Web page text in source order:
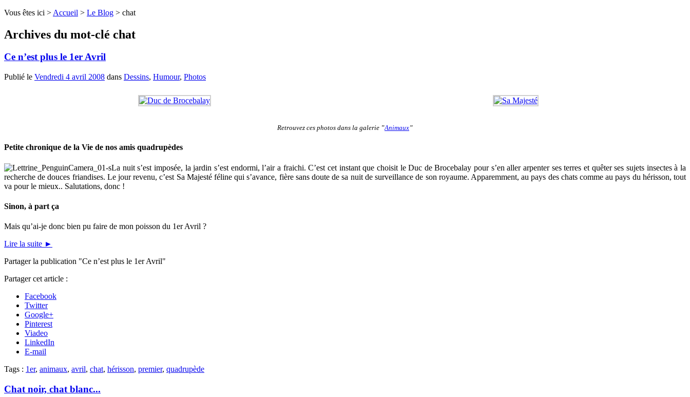
Vous êtes ici > Accueil > Le Blog > chat
Archives du mot-clé chat
Ce n’est plus le 1er Avril
Publié le Vendredi 4 avril 2008 dans Dessins, Humour, Photos
Retrouvez ces photos dans la galerie ‟Animaux”
Petite chronique de la Vie de nos amis quadrupèdes
La nuit s’est imposée, la jardin s’est endormi, l’air a fraichi. C’est cet instant que choisit le Duc de Brocebalay pour s’en aller arpenter ses terres et quêter ses sujets insectes à la
recherche de douces friandises. Le jour revenu, c’est Sa Majesté féline qui s’avance, fière sans doute de sa nuit de surveillance de son royaume. Apparemment, au pays des chats comme au pays du hérisson, tout
va pour le mieux.. Salutations, donc !
Sinon, à part ça
Mais qu’ai-je donc bien pu faire de mon poisson du 1er Avril ?
Lire la suite ►
Partager la publication "Ce n’est plus le 1er Avril"
Partager cet article :
Facebook
Twitter
Google+
Pinterest
Viadeo
LinkedIn
E-mail
Tags : 1er, animaux, avril, chat, hérisson, premier, quadrupède
Chat noir, chat blanc...